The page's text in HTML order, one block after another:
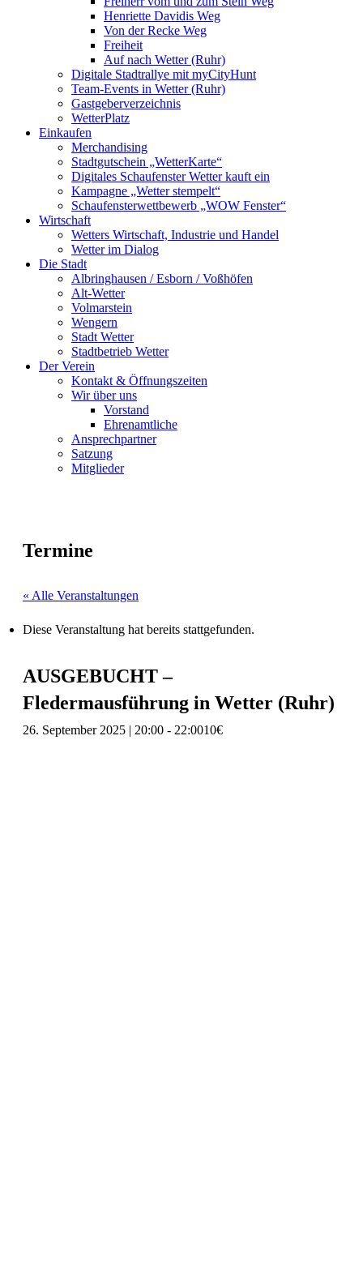
Henriette Davidis Weg
Von der Recke Weg
Freiheit
Auf nach Wetter (Ruhr)
Digitale Stadtrallye mit myCityHunt
Team-Events in Wetter (Ruhr)
Gastgeberverzeichnis
WetterPlatz
Einkaufen
Merchandising
Stadtgutschein „WetterKarte“
Digitales Schaufenster Wetter kauft ein
Kampagne „Wetter stempelt“
Schaufensterwettbewerb „WOW Fenster“
Wirtschaft
Wetters Wirtschaft, Industrie und Handel
Wetter im Dialog
Die Stadt
Albringhausen / Esborn / Voßhöfen
Alt-Wetter​
Volmarstein
Wengern
Stadt Wetter
Stadtbetrieb Wetter
Der Verein
Kontakt & Öffnungszeiten
Wir über uns
Vorstand
Ehrenamtliche
Ansprechpartner
Satzung
Mitglieder
Termine
« Alle Veranstaltungen
Diese Veranstaltung hat bereits stattgefunden.
AUSGEBUCHT –
Fledermausführung in Wetter (Ruhr)
26. September 2025 | 20:00 - 22:0010€